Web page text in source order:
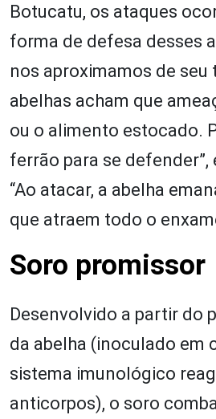
Botucatu, os ataques
forma de defesa desses
nos aproximamos de seu
abelhas acham que
ou o alimento estocado.
ferrão para se defender”,
“Ao atacar, a abelha
que atraem todo o
Soro promissor
Desenvolvido a partir do
da abelha (inoculado em
sistema imunológico
anticorpos), o soro